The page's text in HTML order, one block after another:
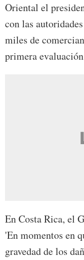
Oriental el
con las
miles de
primera
En Costa Rica, el
'En momentos en
gravedad de los